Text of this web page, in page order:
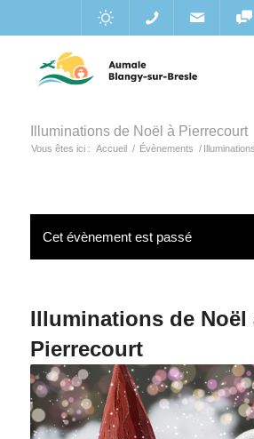
Illuminations de Noël à Pierrecourt
Vous êtes ici : Accueil / Évènements /
Cet évènement est passé
Illuminations de Noël
Pierrecourt